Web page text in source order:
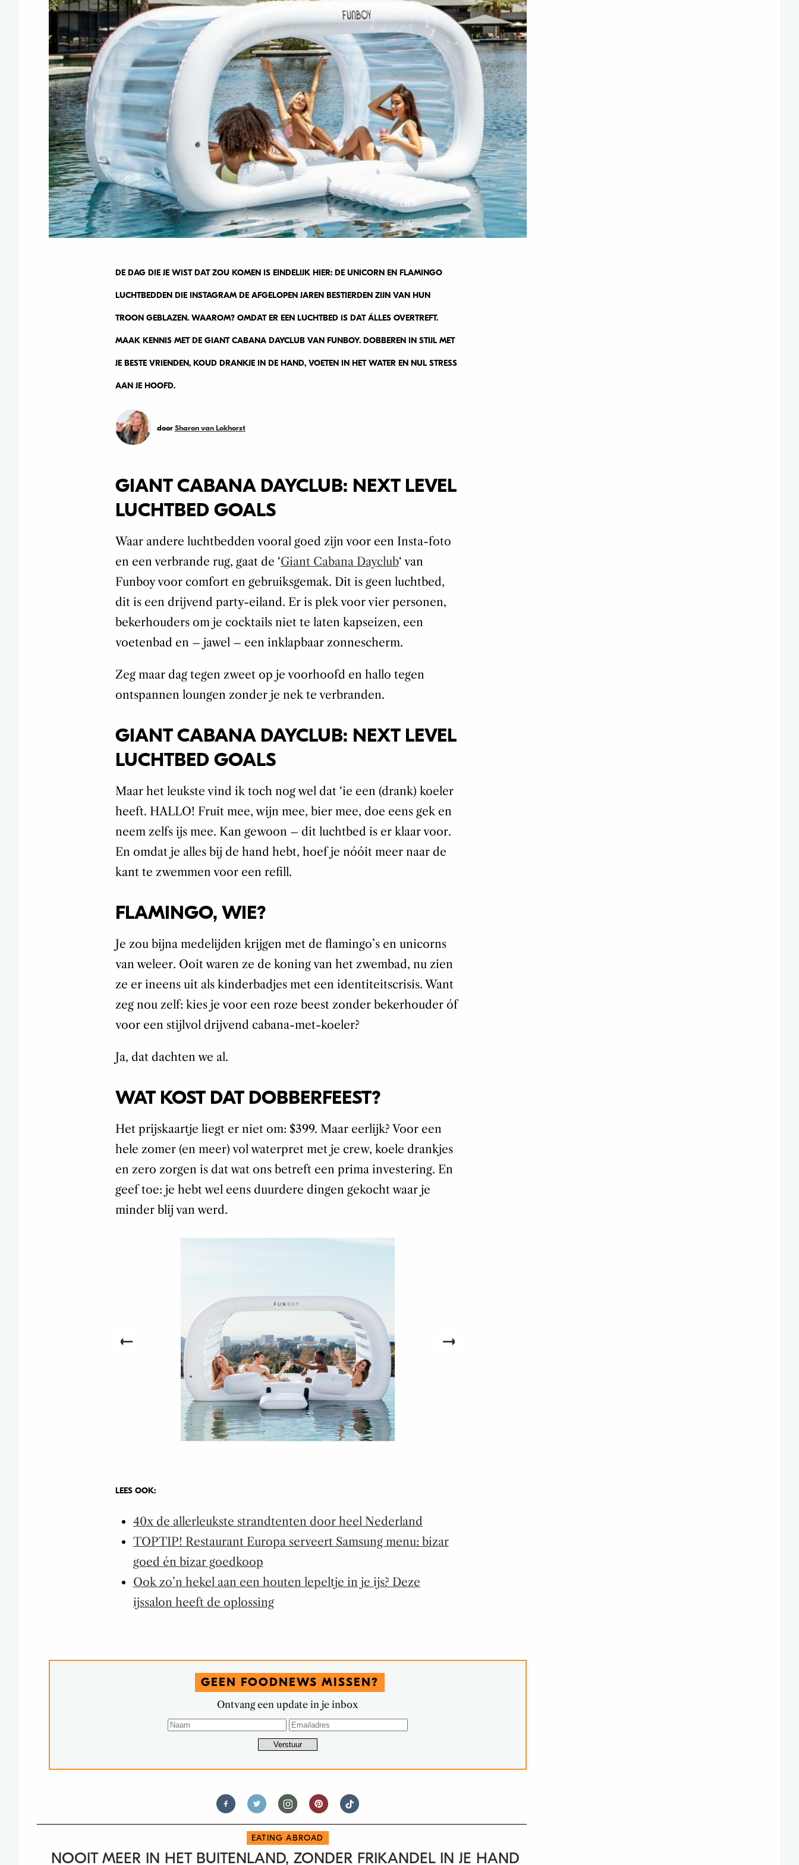
DE DAG DIE JE WIST DAT ZOU KOMEN IS EINDELIJK HIER: DE UNICORN EN FLAMINGO
LUCHTBEDDEN DIE INSTAGRAM DE AFGELOPEN JAREN BESTIERDEN ZIJN VAN HUN
TROON GEBLAZEN. WAAROM? OMDAT ER EEN LUCHTBED IS DAT ÁLLES OVERTREFT.
MAAK KENNIS MET DE GIANT CABANA DAYCLUB VAN FUNBOY. DOBBEREN IN STIJL MET
JE BESTE VRIENDEN, KOUD DRANKJE IN DE HAND, VOETEN IN HET WATER EN NUL STRESS
AAN JE HOOFD.
door Sharon van Lokhorst
GIANT CABANA DAYCLUB: NEXT LEVEL
LUCHTBED GOALS
Waar andere luchtbedden vooral goed zijn voor een Insta-foto
en een verbrande rug, gaat de ‘Giant Cabana Dayclub‘ van
Funboy voor comfort en gebruiksgemak. Dit is geen luchtbed,
dit is een drijvend party-eiland. Er is plek voor vier personen,
bekerhouders om je cocktails niet te laten kapseizen, een
voetenbad en – jawel – een inklapbaar zonnescherm.
Zeg maar dag tegen zweet op je voorhoofd en hallo tegen
ontspannen loungen zonder je nek te verbranden.
GIANT CABANA DAYCLUB: NEXT LEVEL
LUCHTBED GOALS
Maar het leukste vind ik toch nog wel dat ‘ie een (drank) koeler
heeft. HALLO! Fruit mee, wijn mee, bier mee, doe eens gek en
neem zelfs ijs mee. Kan gewoon – dit luchtbed is er klaar voor.
En omdat je alles bij de hand hebt, hoef je nóóit meer naar de
kant te zwemmen voor een refill.
FLAMINGO, WIE?
Je zou bijna medelijden krijgen met de flamingo’s en unicorns
van weleer. Ooit waren ze de koning van het zwembad, nu zien
ze er ineens uit als kinderbadjes met een identiteitscrisis. Want
zeg nou zelf: kies je voor een roze beest zonder bekerhouder óf
voor een stijlvol drijvend cabana-met-koeler?
Ja, dat dachten we al.
WAT KOST DAT DOBBERFEEST?
Het prijskaartje liegt er niet om: $399. Maar eerlijk? Voor een
hele zomer (en meer) vol waterpret met je crew, koele drankjes
en zero zorgen is dat wat ons betreft een prima investering. En
geef toe: je hebt wel eens duurdere dingen gekocht waar je
minder blij van werd.
LEES OOK:
40x de allerleukste strandtenten door heel Nederland
TOPTIP! Restaurant Europa serveert Samsung menu: bizar
goed én bizar goedkoop
Ook zo’n hekel aan een houten lepeltje in je ijs? Deze
ijssalon heeft de oplossing
GEEN FOODNEWS MISSEN?
Ontvang een update in je inbox
EATING ABROAD
NOOIT MEER IN HET BUITENLAND, ZONDER FRIKANDEL IN JE HAND